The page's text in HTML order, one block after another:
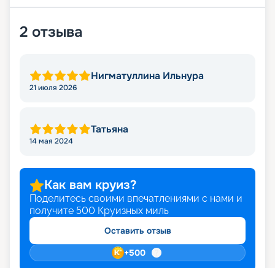
2 отзыва
Нигматуллина Ильнура
21 июля 2026
Татьяна
14 мая 2024
Как вам круиз?
Поделитесь своими впечатлениями с нами и
получите 500 Круизных миль
Оставить отзыв
+500